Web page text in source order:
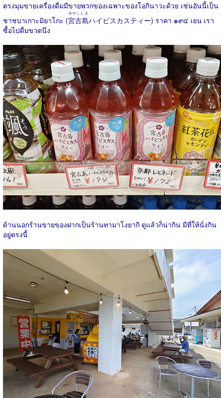
ตรงมุมขายเครื่องดื่มมีขายพวกของเฉพาะของโอกินาวะด้วย เช่นอันนี้เป็น
ชาชบาเกาะมิยาโกะ (宮古島
みやこじま
ハイビスカスティー) ราคา ๑๙๔ เยน เรา
ซื้อไปดื่มขวดนึง
ด้านนอกร้านขายของฝากเป็นร้านทามาโงยากิ ดูแล้วก็น่ากิน มีที่ให้นั่งกิน
อยู่ตรงนี้